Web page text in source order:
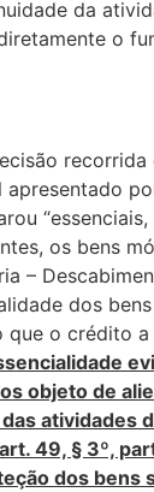
da
o
os bens
–
dos
que o crédito
objeto de
atividades
49, § 3º,
dos bens